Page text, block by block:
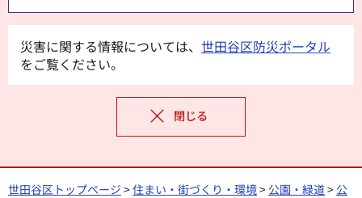
災害に関する情報については、 世田谷区防災ポータル
をご覧ください。
閉じる
世田谷区トップページ >住まい・街づくり・環境> 公園・緑道> 公